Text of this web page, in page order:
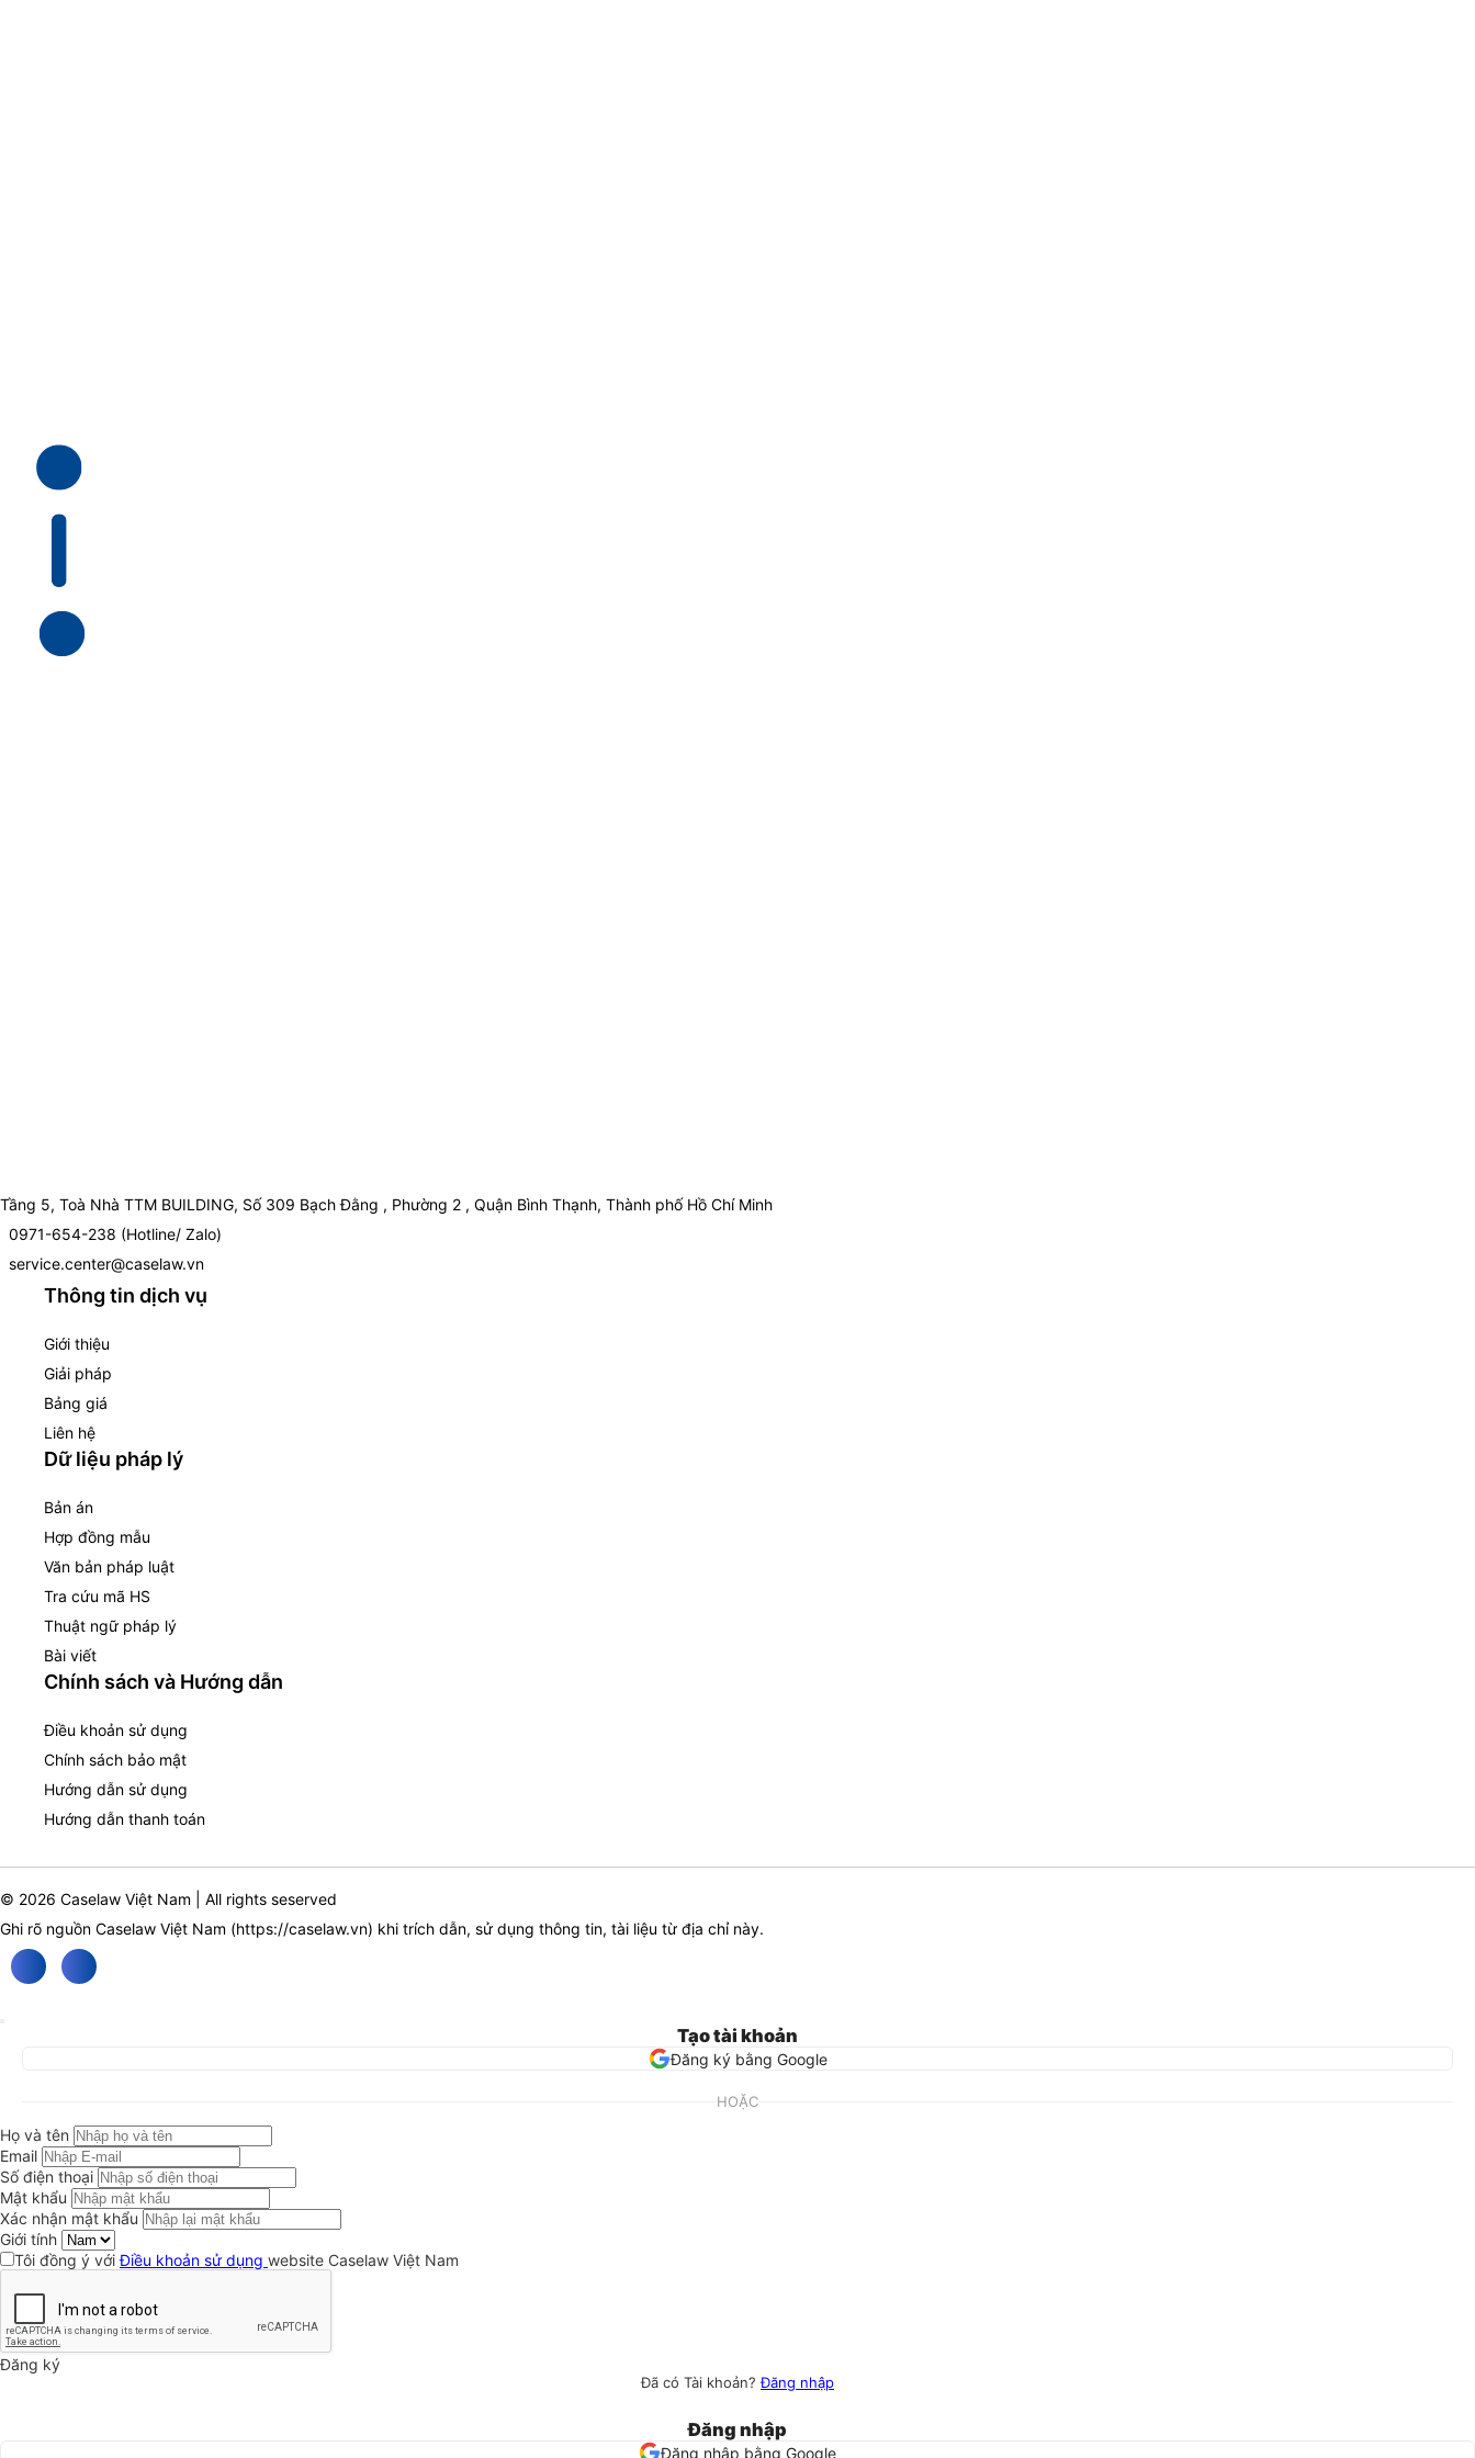
Tầng 5, Toà Nhà TTM BUILDING, Số 309 Bạch Đằng , Phường 2 , Quận Bình Thạnh, Thành phố Hồ Chí Minh
0971-654-238 (Hotline/ Zalo)
service.center@caselaw.vn
Thông tin dịch vụ
Giới thiệu
Giải pháp
Bảng giá
Liên hệ
Dữ liệu pháp lý
Bản án
Hợp đồng mẫu
Văn bản pháp luật
Tra cứu mã HS
Thuật ngữ pháp lý
Bài viết
Chính sách và Hướng dẫn
Điều khoản sử dụng
Chính sách bảo mật
Hướng dẫn sử dụng
Hướng dẫn thanh toán
© 2026 Caselaw Việt Nam | All rights seserved
Ghi rõ nguồn Caselaw Việt Nam (https://caselaw.vn) khi trích dẫn, sử dụng thông tin, tài liệu từ địa chỉ này.
Tạo tài khoản
Đăng ký bằng Google
HOẶC
Họ và tên
Email
Số điện thoại
Mật khẩu
Xác nhận mật khẩu
Giới tính
Tôi đồng ý vớiĐiều khoản sử dụng website Caselaw Việt Nam
Đăng ký
Đã có Tài khoản?Đăng nhập
Đăng nhập
Đăng nhập bằng Google